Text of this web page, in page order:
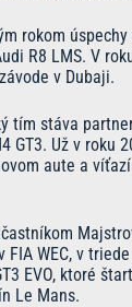
rokom úspechy
R8 LMS. V
v Dubaji.
tím stáva
GT3. Už v roku
aute a
WEC, v
EVO, ktoré
Le Mans.